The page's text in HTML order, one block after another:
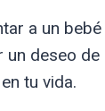
a un
un deseo de
tu vida.